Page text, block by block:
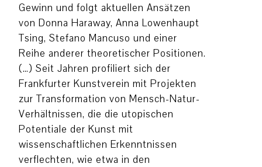
Gewinn und folgt aktuellen Ansätzen
von Donna Haraway, Anna Lowenhaupt
Tsing, Stefano Mancuso und einer
Reihe anderer theoretischer Positionen.
(…) Seit Jahren profiliert sich der
Frankfurter Kunstverein mit Projekten
zur Transformation von Mensch-Natur-
Verhältnissen, die die utopischen
Potentiale der Kunst mit
wissenschaftlichen Erkenntnissen
verflechten, wie etwa in den